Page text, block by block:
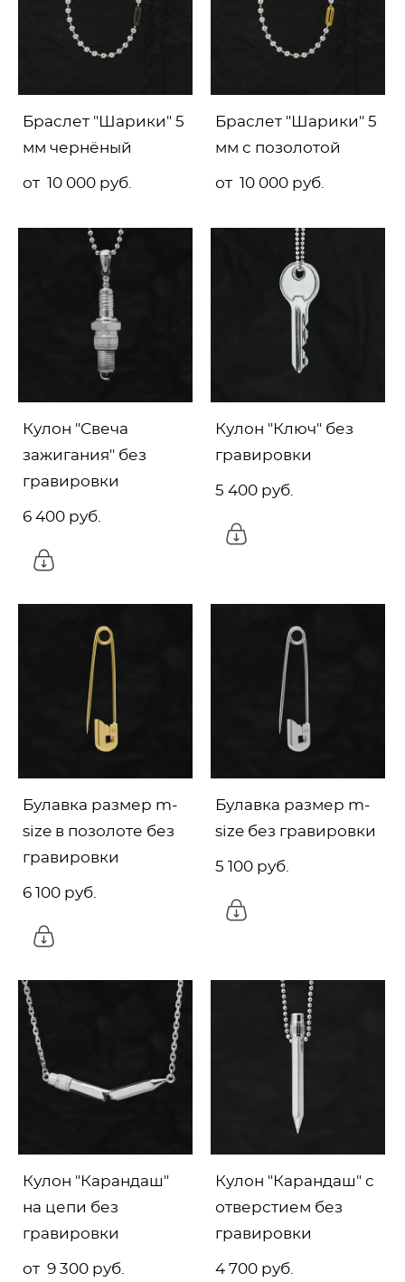
Браслет "Шарики" 5
мм чернёный
от 10 000 pуб.
Браслет "Шарики" 5
мм с позолотой
от 10 000 pуб.
Кулон "Свеча
зажигания" без
гравировки
6 400 pуб.
Кулон "Ключ" без
гравировки
5 400 pуб.
Булавка размер m-
size в позолоте без
гравировки
6 100 pуб.
Булавка размер m-
size без гравировки
5 100 pуб.
Кулон "Карандаш"
на цепи без
гравировки
от 9 300 pуб.
Кулон "Карандаш" с
отверстием без
гравировки
4 700 pуб.